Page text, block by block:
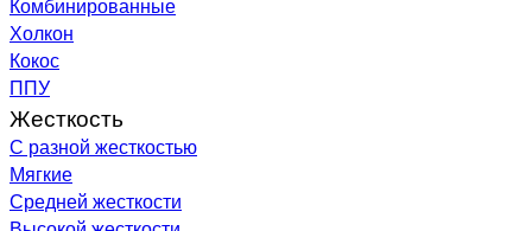
Холкон
Кокос
ППУ
Жесткость
С разной жесткостью
Мягкие
Средней жесткости